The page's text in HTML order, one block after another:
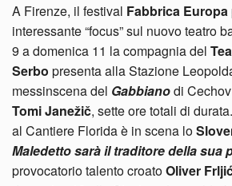
A Firenze, il festival Fabbrica Europa
interessante “focus” sul nuovo teatro
9 a domenica 11 la compagnia del
Serbo presenta alla Stazione
messinscena del Gabbianodi
Tomi Janežič, sette ore totali di
al Cantiere Florida è in scena lo
Maledetto sarà il traditore della sua
provocatorio talento croatoOliver